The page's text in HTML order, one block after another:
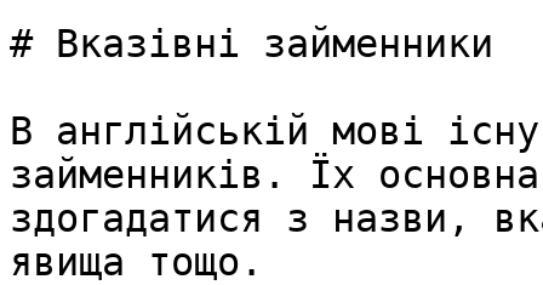
# Вказiвнi займенники
В англійській мові
займенників. Їх
здогадатися з назви,
явища тощо.